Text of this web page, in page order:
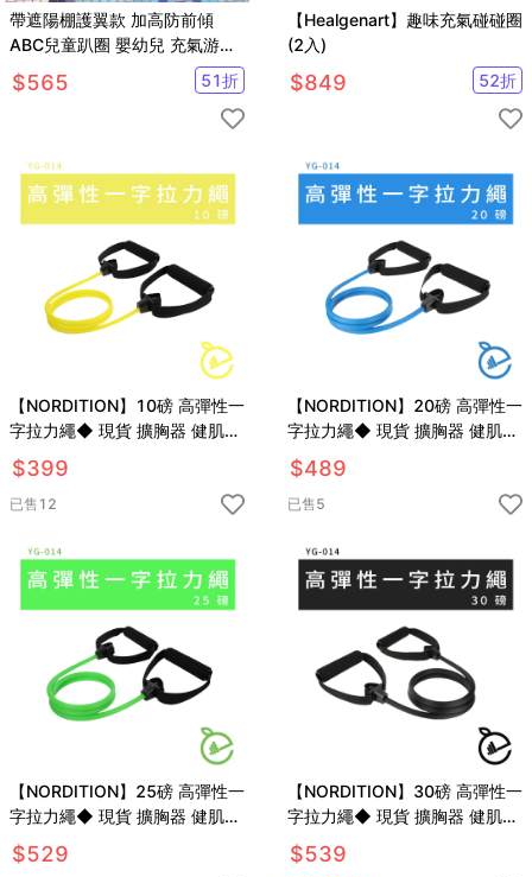
帶遮陽棚護翼款 加高防前傾
ABC兒童趴圈 嬰幼兒 充氣游泳
圈 腋下圈 寶寶爬爬圈
【SV61213】
$565 51折
【Healgenart】趣味充氣碰碰圈
(2入)
$849 52折
【NORDITION】10磅 高彈性一
字拉力繩◆ 現貨 擴胸器 健肌器
拉力帶 健身房 彈力繩 訓練 拉筋
瑜珈 阻力圈
$399
已售 12
【NORDITION】20磅 高彈性一
字拉力繩◆ 現貨 擴胸器 健肌器
拉力帶 健身房 彈力繩 訓練 拉筋
瑜珈 阻力圈
$489
已售5
【NORDITION】25磅 高彈性一
字拉力繩◆ 現貨 擴胸器 健肌器
拉力帶 健身房 彈力繩 訓練 拉筋
瑜珈 阻力圈
$529
【NORDITION】30磅 高彈性一
字拉力繩◆ 現貨 擴胸器 健肌器
拉力帶 健身房 彈力繩 訓練 拉筋
瑜珈 阻力圈
$539